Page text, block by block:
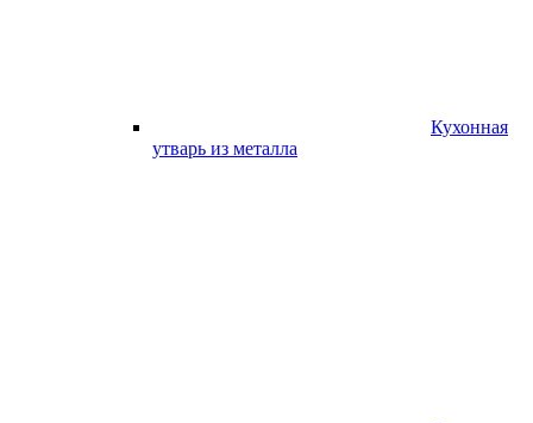
Кухонная
утварь из металла